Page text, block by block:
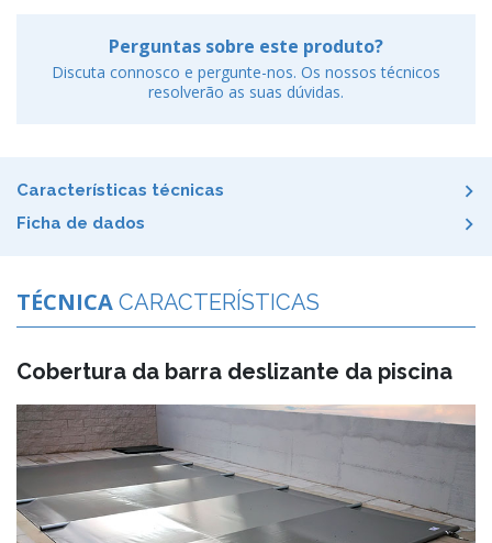
Perguntas sobre este produto?
Discuta connosco e pergunte-nos. Os nossos técnicos
resolverão as suas dúvidas.
Características técnicas
Ficha de dados
TÉCNICA CARACTERÍSTICAS
Cobertura da barra deslizante da piscina